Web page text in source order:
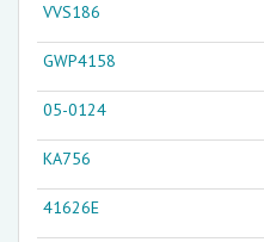
VVS186
GWP4158
05-0124
KA756
41626E